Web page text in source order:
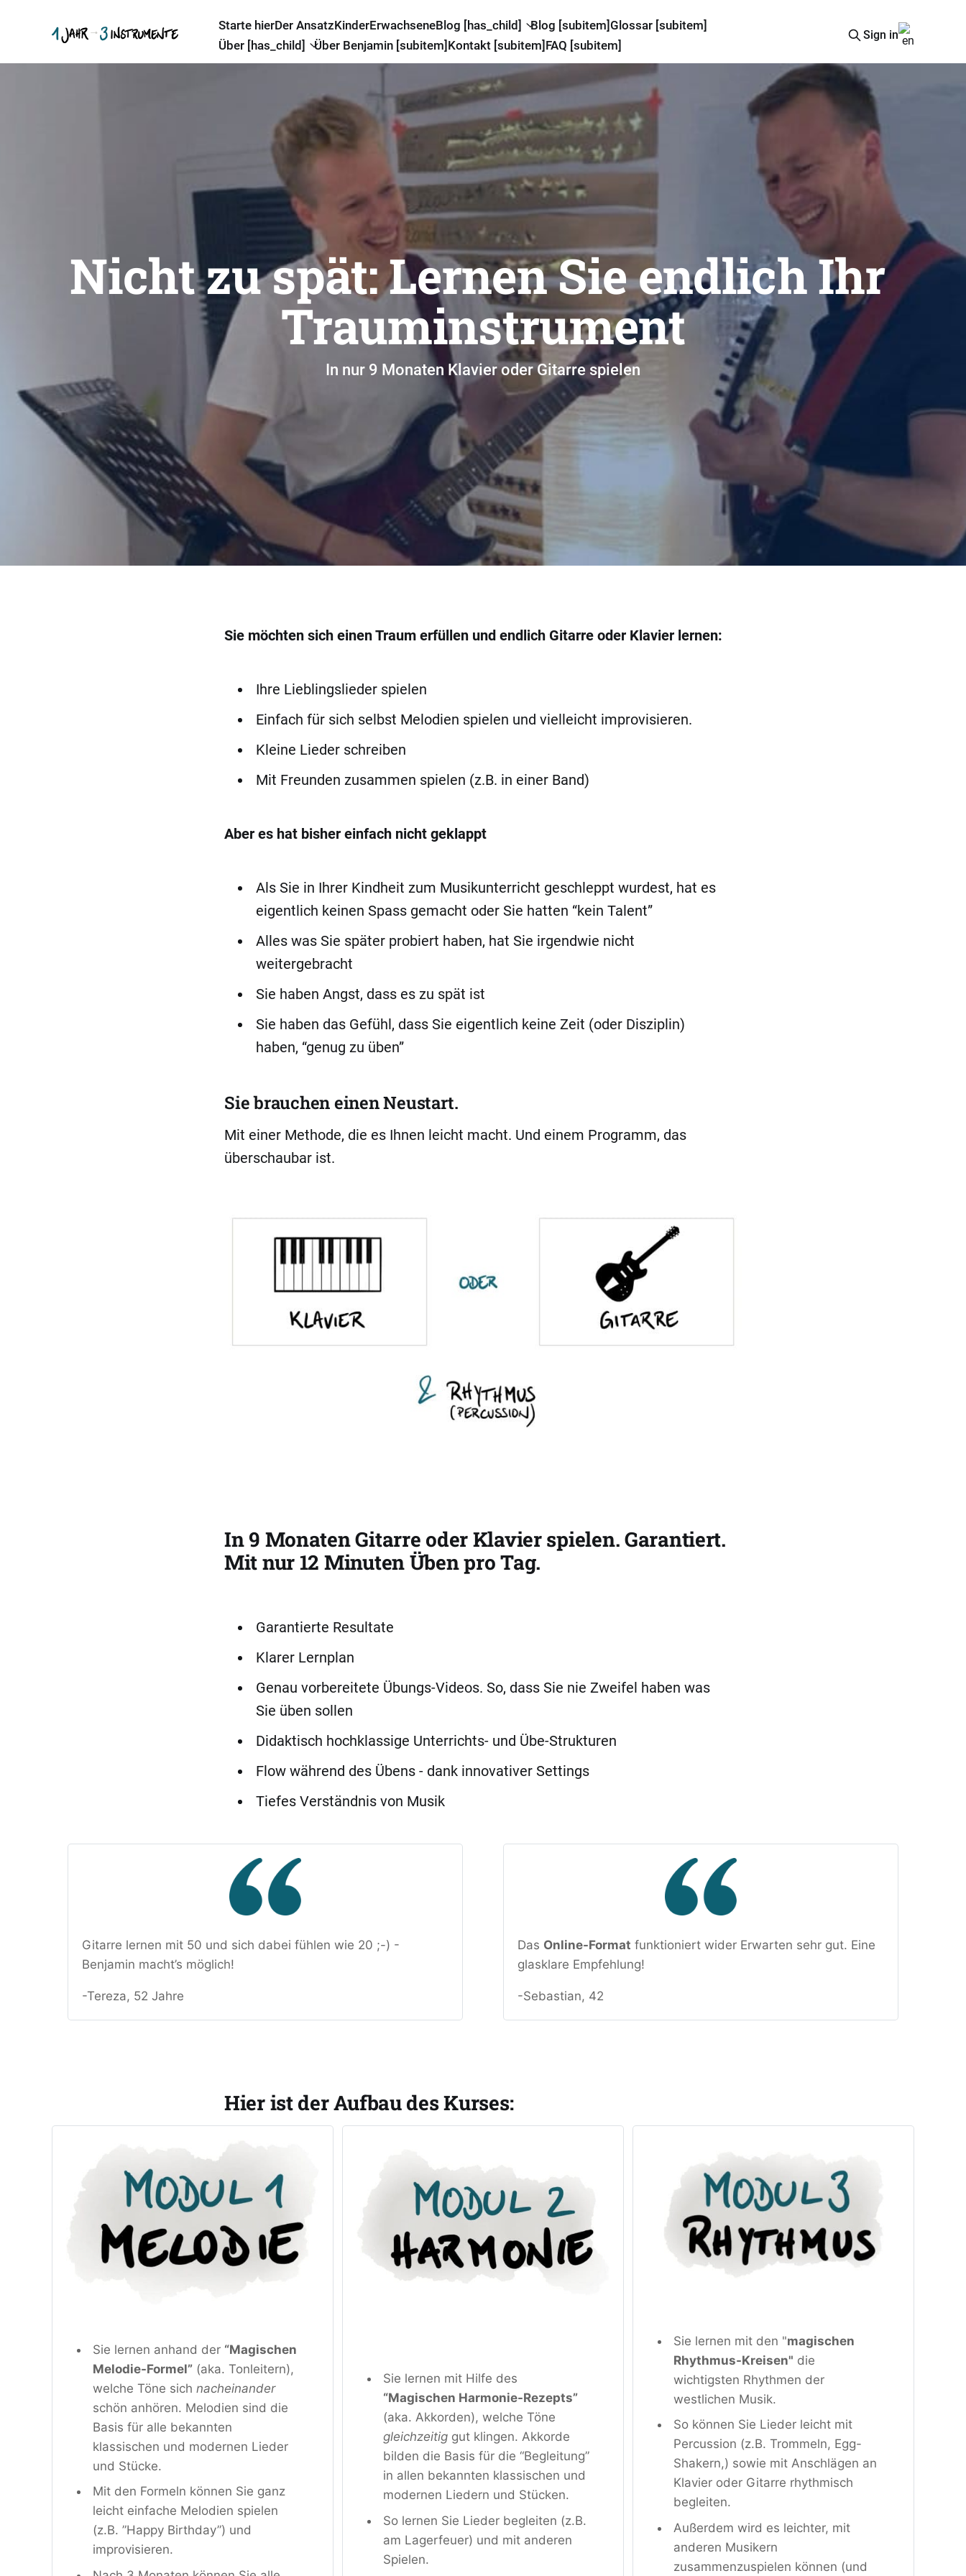
Starte hierDer AnsatzKinderErwachseneBlog [has_child] Blog [subitem]Glossar [subitem]
Über [has_child]
Über Benjamin [subitem] Kontakt [subitem] FAQ [subitem]
Sign in
Nicht zu spät: Lernen Sie endlich Ihr
Trauminstrument
In nur 9 Monaten Klavier oder Gitarre spielen
Sie möchten sich einen Traum erfüllen und endlich Gitarre oder Klavier lernen:
Ihre Lieblingslieder spielen
Einfach für sich selbst Melodien spielen und vielleicht improvisieren.
Kleine Lieder schreiben
Mit Freunden zusammen spielen (z.B. in einer Band)
Aber es hat bisher einfach nicht geklappt
Als Sie in Ihrer Kindheit zum Musikunterricht geschleppt wurdest, hat es
eigentlich keinen Spass gemacht oder Sie hatten “kein Talent”
Alles was Sie später probiert haben, hat Sie irgendwie nicht
weitergebracht
Sie haben Angst, dass es zu spät ist
Sie haben das Gefühl, dass Sie eigentlich keine Zeit (oder Disziplin)
haben, “genug zu üben”
Sie brauchen einen Neustart.
Mit einer Methode, die es Ihnen leicht macht. Und einem Programm, das
überschaubar ist.
In 9 Monaten Gitarre oder Klavier spielen. Garantiert.
Mit nur 12 Minuten Üben pro Tag.
Garantierte Resultate
Klarer Lernplan
Genau vorbereitete Übungs-Videos. So, dass Sie nie Zweifel haben was
Sie üben sollen
Didaktisch hochklassige Unterrichts- und Übe-Strukturen
Flow während des Übens - dank innovativer Settings
Tiefes Verständnis von Musik
Gitarre lernen mit 50 und sich dabei fühlen wie 20 ;-) -
Benjamin macht’s möglich!
-Tereza, 52 Jahre
Das Online-Format funktioniert wider Erwarten sehr gut. Eine
glasklare Empfehlung!
-Sebastian, 42
Hier ist der Aufbau des Kurses:
Sie lernen anhand der “Magischen
Melodie-Formel” (aka. Tonleitern),
welche Töne sich nacheinander
schön anhören. Melodien sind die
Basis für alle bekannten
klassischen und modernen Lieder
und Stücke.
Mit den Formeln können Sie ganz
leicht einfache Melodien spielen
(z.B. ”Happy Birthday”) und
improvisieren.
“Magischen Harmonie-Rezepts”
gleichzeitig gut klingen. Akkorde
bilden die Basis für die “Begleitung”
in allen bekannten klassischen und
modernen Liedern und Stücken.
So lernen Sie Lieder begleiten (z.B.
am Lagerfeuer) und mit anderen
Spielen.
Sie lernen mit den "magischen
Rhythmus-Kreisen" die
wichtigsten Rhythmen der
westlichen Musik.
So können Sie Lieder leicht mit
Percussion (z.B. Trommeln, Egg-
Shakern,) sowie mit Anschlägen an
Klavier oder Gitarre rhythmisch
begleiten.
Außerdem wird es leichter, mit
anderen Musikern
zusammenzuspielen können (und